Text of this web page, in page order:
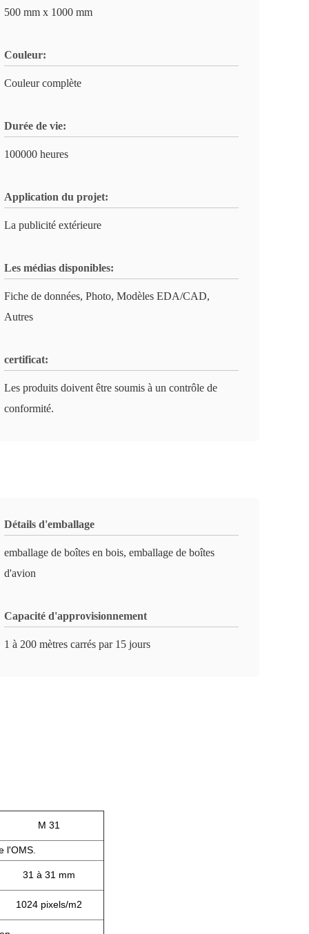
500 mm x 1000 mm
Couleur:
Couleur complète
Durée de vie:
100000 heures
Application du projet:
La publicité extérieure
Les médias disponibles:
Fiche de données, Photo, Modèles EDA/CAD,
Autres
certificat:
Les produits doivent être soumis à un contrôle de
conformité.
Détails d'emballage
emballage de boîtes en bois, emballage de boîtes
d'avion
Capacité d'approvisionnement
1 à 200 mètres carrés par 15 jours
M 31
l'OMS.
31 à 31 mm
1024 pixels/m2